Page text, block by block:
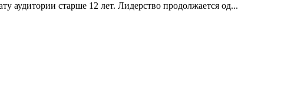
аудитории старше 12 лет. Лидерство продолжается од...